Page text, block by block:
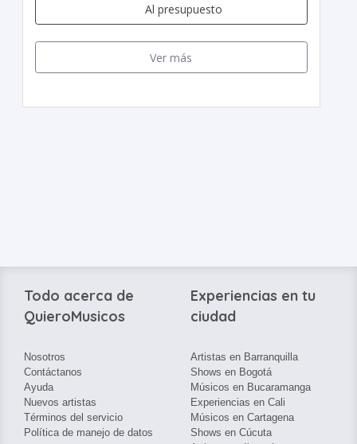
Al presupuesto
Ver más
Todo acerca de
QuieroMusicos
Nosotros
Contáctanos
Ayuda
Nuevos artistas
Términos del servicio
Política de manejo de datos
Experiencias en tu
ciudad
Artistas en Barranquilla
Shows en Bogotá
Músicos en Bucaramanga
Experiencias en Cali
Músicos en Cartagena
Shows en Cúcuta